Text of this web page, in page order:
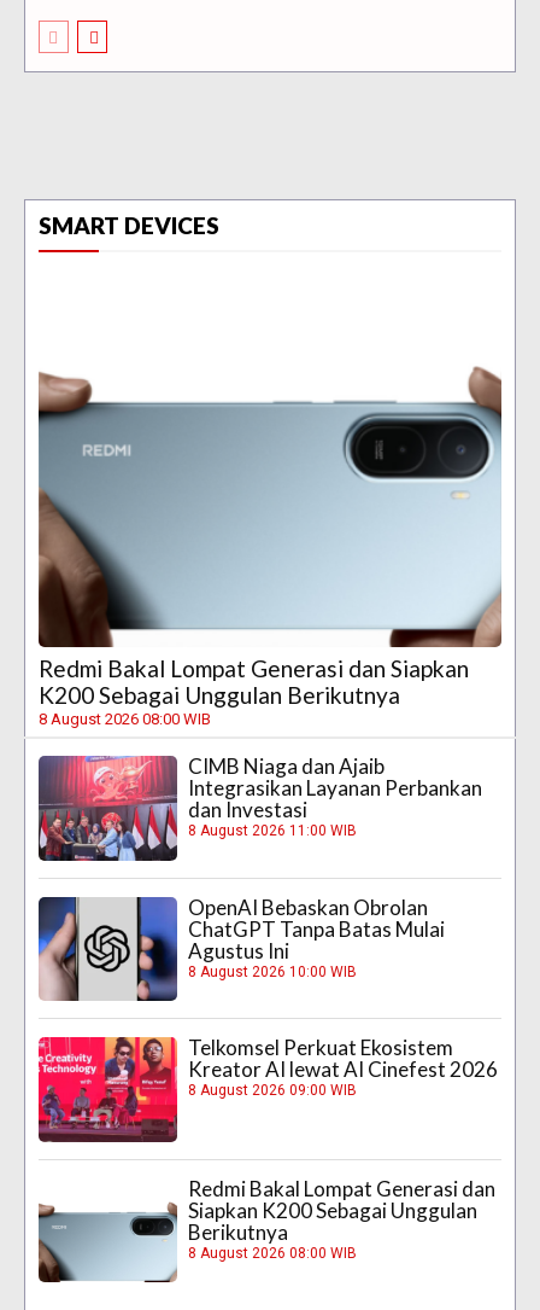
SMART DEVICES
Redmi Bakal Lompat Generasi dan Siapkan
K200 Sebagai Unggulan Berikutnya
8 August 2026 08:00 WIB
CIMB Niaga dan Ajaib
Integrasikan Layanan Perbankan
dan Investasi
8 August 2026 11:00 WIB
OpenAI Bebaskan Obrolan
ChatGPT Tanpa Batas Mulai
Agustus Ini
8 August 2026 10:00 WIB
Telkomsel Perkuat Ekosistem
Kreator AI lewat AI Cinefest 2026
8 August 2026 09:00 WIB
Redmi Bakal Lompat Generasi dan
Siapkan K200 Sebagai Unggulan
Berikutnya
8 August 2026 08:00 WIB